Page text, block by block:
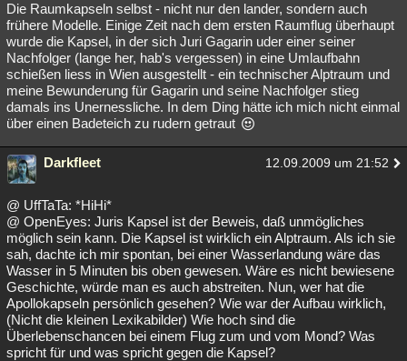
Die Raumkapseln selbst - nicht nur den lander, sondern auch
frühere Modelle. Einige Zeit nach dem ersten Raumflug überhaupt
wurde die Kapsel, in der sich Juri Gagarin uder einer seiner
Nachfolger (lange her, hab's vergessen) in eine Umlaufbahn
schießen liess in Wien ausgestellt - ein technischer Alptraum und
meine Bewunderung für Gagarin und seine Nachfolger stieg
damals ins Unernessliche. In dem Ding hätte ich mich nicht einmal
über einen Badeteich zu rudern getraut
Darkfleet 12.09.2009 um 21:52
@ UffTaTa: *HiHi*
@ OpenEyes: Juris Kapsel ist der Beweis, daß unmögliches
möglich sein kann. Die Kapsel ist wirklich ein Alptraum. Als ich sie
sah, dachte ich mir spontan, bei einer Wasserlandung wäre das
Wasser in 5 Minuten bis oben gewesen. Wäre es nicht bewiesene
Geschichte, würde man es auch abstreiten. Nun, wer hat die
Apollokapseln persönlich gesehen? Wie war der Aufbau wirklich,
(Nicht die kleinen Lexikabilder) Wie hoch sind die
Überlebenschancen bei einem Flug zum und vom Mond? Was
spricht für und was spricht gegen die Kapsel?